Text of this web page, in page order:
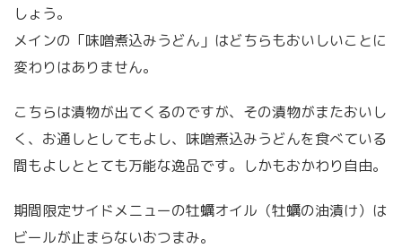
しょう。
メインの「味噌煮込みうどん」はどちらもおいしいことに
変わりはありません。
こちらは漬物が出てくるのですが、その漬物がまたおいし
く、お通しとしてもよし、味噌煮込みうどんを食べている
間もよしととても万能な逸品です。しかもおかわり自由。
期間限定サイドメニューの牡蠣オイル（牡蠣の油漬け）は
ビールが止まらないおつまみ。